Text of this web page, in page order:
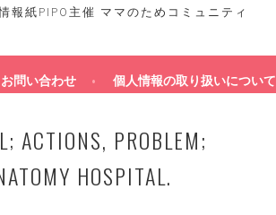
報紙PIPO主催 ママのためコミュニティ
お問い合わせ 個人情報の取り扱いについて
ACTIONS, PROBLEM;
HOSPITAL.